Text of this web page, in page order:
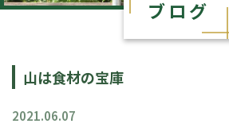
ブログ
山は食材の宝庫
2021.06.07